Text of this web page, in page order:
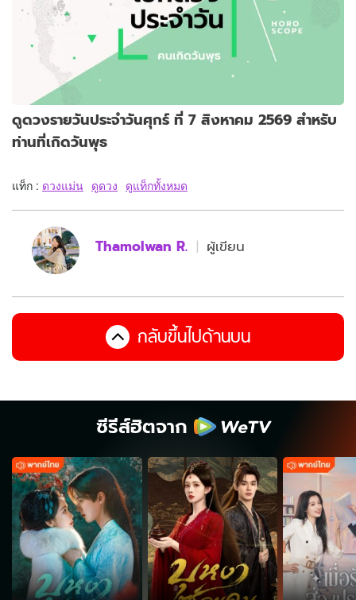
ดูดวงรายวันประจำวันศุกร์ ที่ 7 สิงหาคม 2569 สำหรับ
ท่านที่เกิดวันพุธ
แท็ก : ดวงแม่น ดูดวง ดูแท็กทั้งหมด
Thamolwan R. ผู้เขียน
กลับขึ้นไปด้านบน
ซีรีส์ฮิตจาก